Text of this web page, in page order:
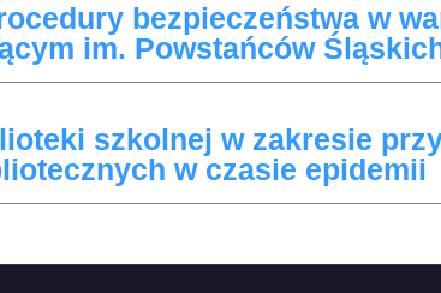
bezpieczeństwa w
im. Powstańców
szkolnej w zakresie
w czasie epidemii